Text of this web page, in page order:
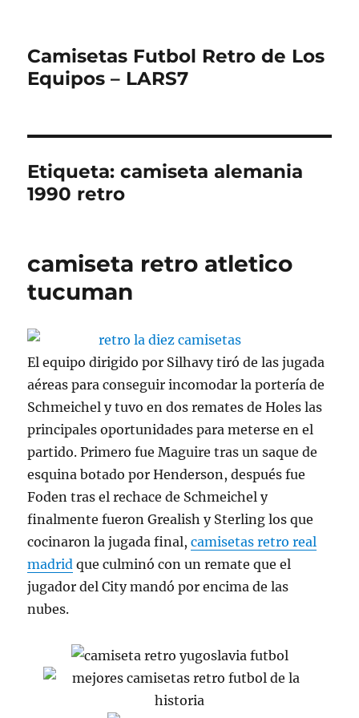
Camisetas Futbol Retro de Los
Equipos – LARS7
Etiqueta:camiseta alemania
1990 retro
camiseta retro atletico
tucuman
El equipo dirigido por Silhavy tiró de las jugada
aéreas para conseguir incomodar la portería de
Schmeichel y tuvo en dos remates de Holes las
principales oportunidades para meterse en el
partido. Primero fue Maguire tras un saque de
esquina botado por Henderson, después fue
Foden tras el rechace de Schmeichel y
finalmente fueron Grealish y Sterling los que
cocinaron la jugada final,camisetas retro real
madrid que culminó con un remate que el
jugador del City mandó por encima de las
nubes.